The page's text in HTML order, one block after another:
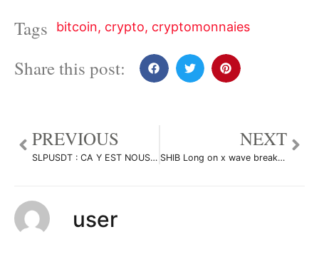
Tags bitcoin, crypto, cryptomonnaies
Share this post:
PREVIOUS
SLPUSDT : CA Y EST NOUS Y SOMMES > LA GROSSE BOUGIE EST ARRIVÉE! par Flying_to_Jupiter
NEXT
SHIB Long on x wave breakout par frstlhkr7
user